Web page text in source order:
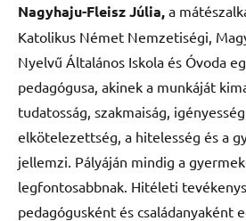
Nagyhaju-Fleisz Júlia, a
Katolikus Német Nemzetiségi,
Nyelvű Általános Iskola és Óvoda
pedagógusa, akinek a munkáját
tudatosság, szakmaiság,
elkötelezettség, a hitelesség és a
jellemzi. Pályáján mindig a
legfontosabbnak. Hitéleti
pedagógusként és családanyaként